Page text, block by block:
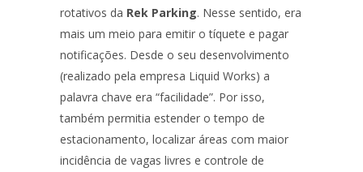
rotativos da Rek Parking. Nesse sentido, era
mais um meio para emitir o tíquete e pagar
notificações. Desde o seu desenvolvimento
(realizado pela empresa Liquid Works) a
palavra chave era “facilidade”. Por isso,
também permitia estender o tempo de
estacionamento, localizar áreas com maior
incidência de vagas livres e controle de